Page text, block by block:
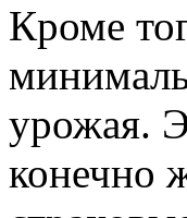
Кроме
урожая.
конечно